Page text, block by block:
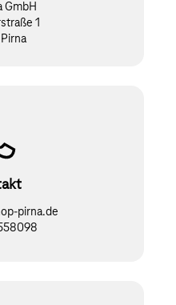
GmbH
1
pirna.de